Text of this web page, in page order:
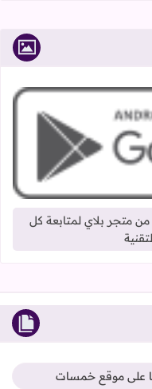
متجر بلاي لمتابعة كل
على موقع خمسات